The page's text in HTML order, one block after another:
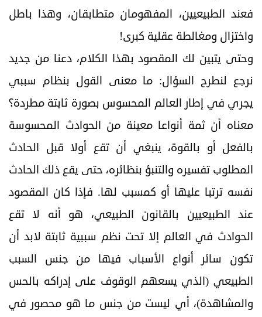
فعند الطبيعيين، المفهومان متطابقان، وهذا باطل
واختزال ومغالطة عقلية كبری!
وحتى يتبين لك المقصود بهذا الكلام، دعنا من جديد
نرجع لنطرح السؤال: ما معنى القول بنظام سببي
يجري في إطار العالم المحسوس بصورة ثابتة مطردة؟
معناه أن ثمة أنواعا معينة من الحوادث المحسوسة
بالفعل أو بالقوة، ينبغي أن تقع أولا قبل الحادث
المطلوب تفسيره والتنبؤ بنظائره، حتى يقع ذلك الحادث
نفسه ترتبا عليها أو کمسبب لها. فإذا كان المقصود
عند الطبيعيين بالقانون الطبيعي، هو أنه لا تقع
الحوادث في العالم إلا تحت نظم سببية ثابتة لابد أن
تكون سائر أنواع الأسباب فيها من جنس السبب
الطبيعي (الذي يسعهم الوقوف على إدراکه بالحس
والمشاهدة)، أي ليست من جنس ما هو محصور في